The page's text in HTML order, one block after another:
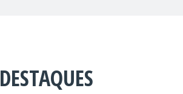
DESTAQUES